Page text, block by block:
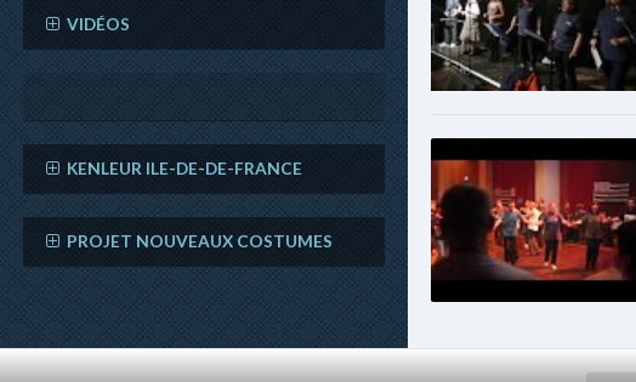
VIDÉOS
KENLEUR ILE-DE-DE-FRANCE
PROJET NOUVEAUX COSTUMES